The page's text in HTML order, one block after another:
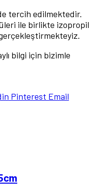
tercih edilmektedir.
ile birlikte izopropil
bilgi için bizimle
Pinterest Email